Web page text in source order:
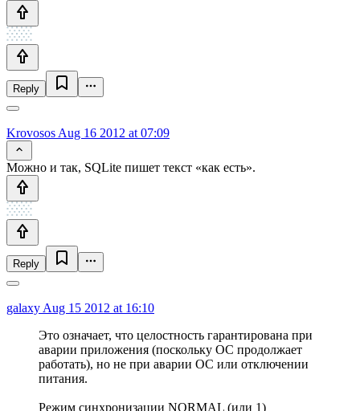
Reply
Krovosos Aug 16 2012 at 07:09
Можно и так, SQLite пишет текст «как есть».
Reply
galaxy Aug 15 2012 at 16:10
Это означает, что целостность гарантирована при
аварии приложения (поскольку ОС продолжает
работать), но не при аварии ОС или отключении
питания.
Режим синхронизации NORMAL (или 1)